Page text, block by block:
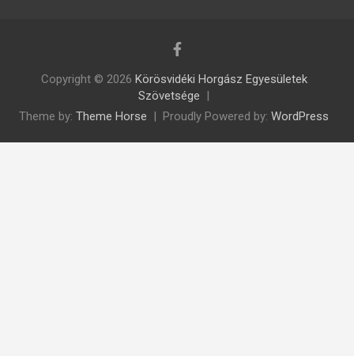
Copyright © 2026 Körösvidéki Horgász Egyesületek
Szövetsége
Theme by: Theme Horse Proudly Powered by: WordPress